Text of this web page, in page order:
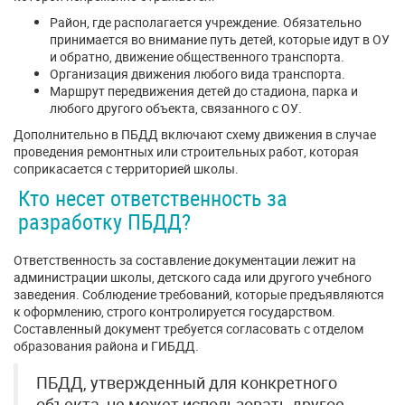
Район, где располагается учреждение. Обязательно
принимается во внимание путь детей, которые идут в ОУ
и обратно, движение общественного транспорта.
Организация движения любого вида транспорта.
Маршрут передвижения детей до стадиона, парка и
любого другого объекта, связанного с ОУ.
Дополнительно в ПБДД включают схему движения в случае
проведения ремонтных или строительных работ, которая
соприкасается с территорией школы.
Кто несет ответственность за
разработку ПБДД?
Ответственность за составление документации лежит на
администрации школы, детского сада или другого учебного
заведения. Соблюдение требований, которые предъявляются
к оформлению, строго контролируется государством.
Составленный документ требуется согласовать с отделом
образования района и ГИБДД.
ПБДД, утвержденный для конкретного